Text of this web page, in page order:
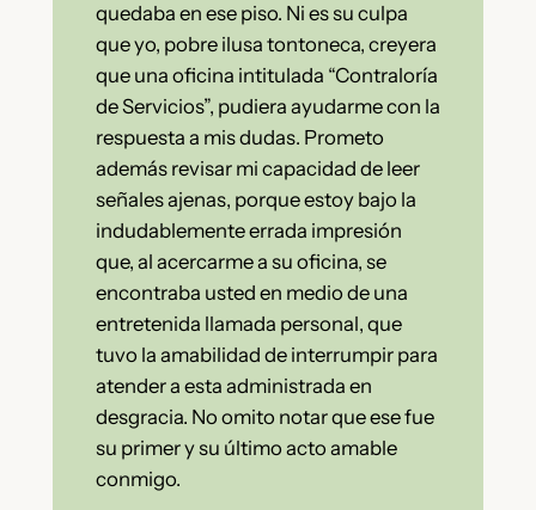
quedaba en ese piso. Ni es su culpa
que yo, pobre ilusa tontoneca, creyera
que una oficina intitulada “Contraloría
de Servicios”, pudiera ayudarme con la
respuesta a mis dudas. Prometo
además revisar mi capacidad de leer
señales ajenas, porque estoy bajo la
indudablemente errada impresión
que, al acercarme a su oficina, se
encontraba usted en medio de una
entretenida llamada personal, que
tuvo la amabilidad de interrumpir para
atender a esta administrada en
desgracia. No omito notar que ese fue
su primer y su último acto amable
conmigo.